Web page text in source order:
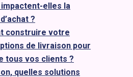
elles la
?
construire votre
de livraison pour
tous vos clients ?
quelles solutions